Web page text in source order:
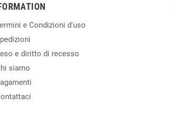
e Condizioni d'uso
e diritto di recesso
siamo